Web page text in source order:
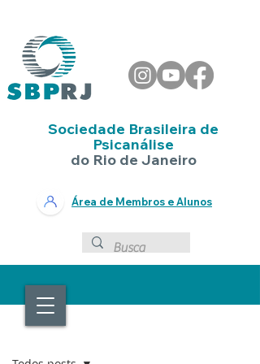
Sociedade Brasileira de
Psicanálise
do Rio de Janeiro
Área de Membros e Alunos
EVENTOS